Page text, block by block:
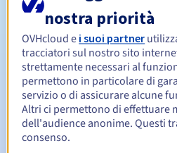
Periodo di rinnovo
Redemption period
Notifiche automatiche:
nostra priorità
OVHcloud e i suoi partner
tracciatori sul nostro sito
strettamente necessari al
permettono in particolare di
servizio o di assicurare alcune
Altri ci permettono di effettuare
dell'audience anonime. Questi
consenso.